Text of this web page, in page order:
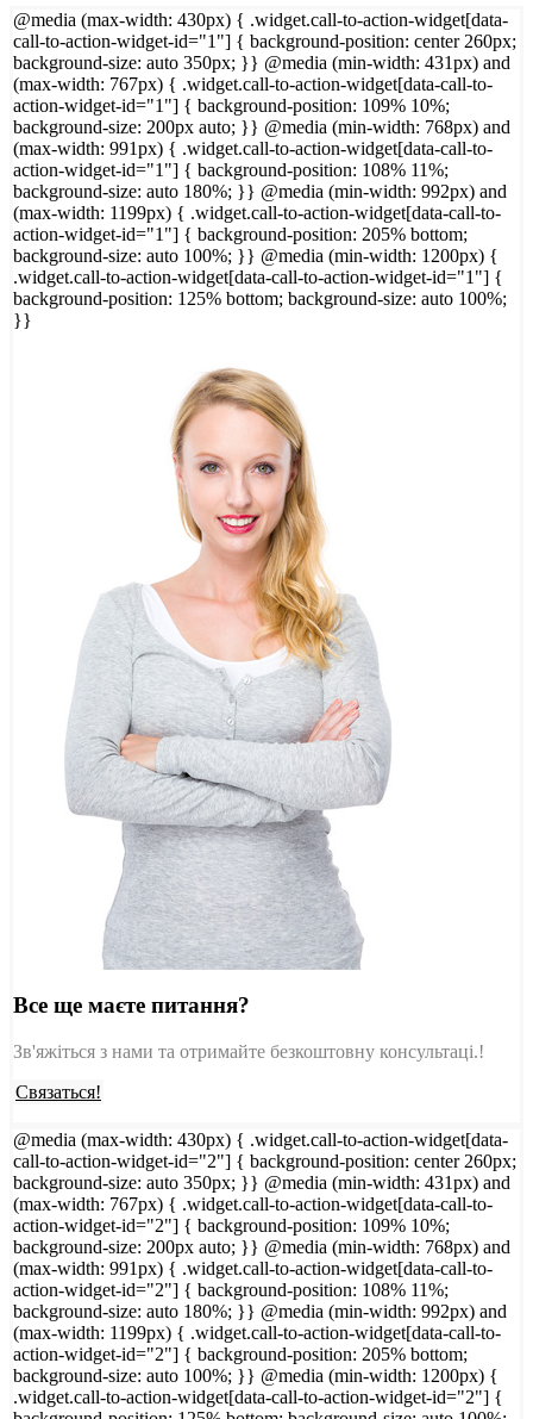
@media (max-width: 430px) { .widget.call-to-action-widget[data-
call-to-action-widget-id="1"] { background-position: center 260px;
background-size: auto 350px; }} @media (min-width: 431px) and
(max-width: 767px) { .widget.call-to-action-widget[data-call-to-
action-widget-id="1"] { background-position: 109% 10%;
background-size: 200px auto; }} @media (min-width: 768px) and
(max-width: 991px) { .widget.call-to-action-widget[data-call-to-
action-widget-id="1"] { background-position: 108% 11%;
background-size: auto 180%; }} @media (min-width: 992px) and
(max-width: 1199px) { .widget.call-to-action-widget[data-call-to-
action-widget-id="1"] { background-position: 205% bottom;
background-size: auto 100%; }} @media (min-width: 1200px) {
.widget.call-to-action-widget[data-call-to-action-widget-id="1"] {
background-position: 125% bottom; background-size: auto 100%;
}}
Все ще маєте питання?
Зв'яжіться з нами та отримайте безкоштовну консультаці.!
Связаться!
@media (max-width: 430px) { .widget.call-to-action-widget[data-
call-to-action-widget-id="2"] { background-position: center 260px;
background-size: auto 350px; }} @media (min-width: 431px) and
(max-width: 767px) { .widget.call-to-action-widget[data-call-to-
action-widget-id="2"] { background-position: 109% 10%;
background-size: 200px auto; }} @media (min-width: 768px) and
(max-width: 991px) { .widget.call-to-action-widget[data-call-to-
action-widget-id="2"] { background-position: 108% 11%;
background-size: auto 180%; }} @media (min-width: 992px) and
(max-width: 1199px) { .widget.call-to-action-widget[data-call-to-
action-widget-id="2"] { background-position: 205% bottom;
background-size: auto 100%; }} @media (min-width: 1200px) {
.widget.call-to-action-widget[data-call-to-action-widget-id="2"] {